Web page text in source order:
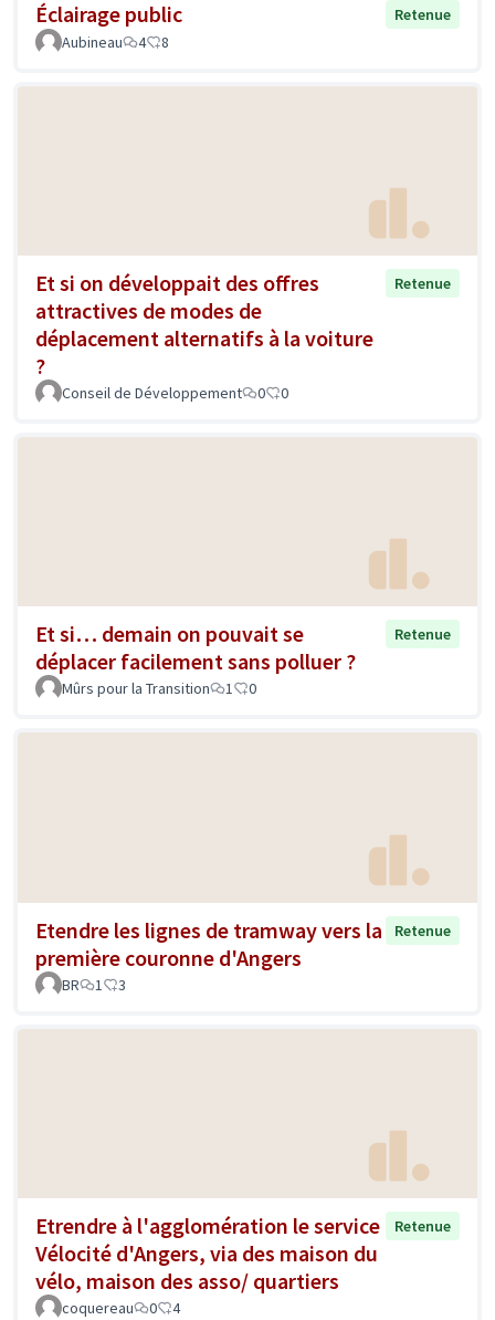
Éclairage public
Retenue
Aubineau
4 8
Et si on développait des offres
attractives de modes de
déplacement alternatifs à la voiture
?
Retenue
Conseil de Développement 0 0
Et si… demain on pouvait se
déplacer facilement sans polluer ?
Retenue
Mûrs pour la Transition 1 0
Etendre les lignes de tramway vers la
première couronne d'Angers
Retenue
BR 1 3
Etrendre à l'agglomération le service
Vélocité d'Angers, via des maison du
vélo, maison des asso/ quartiers
Retenue
coquereau 0 4